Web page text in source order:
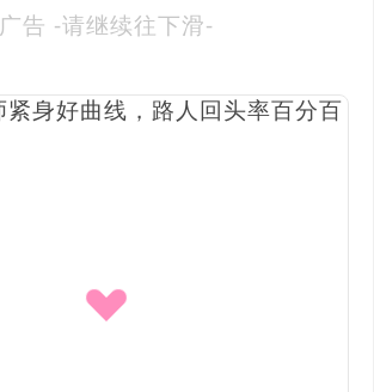
广告 -请继续往下滑-